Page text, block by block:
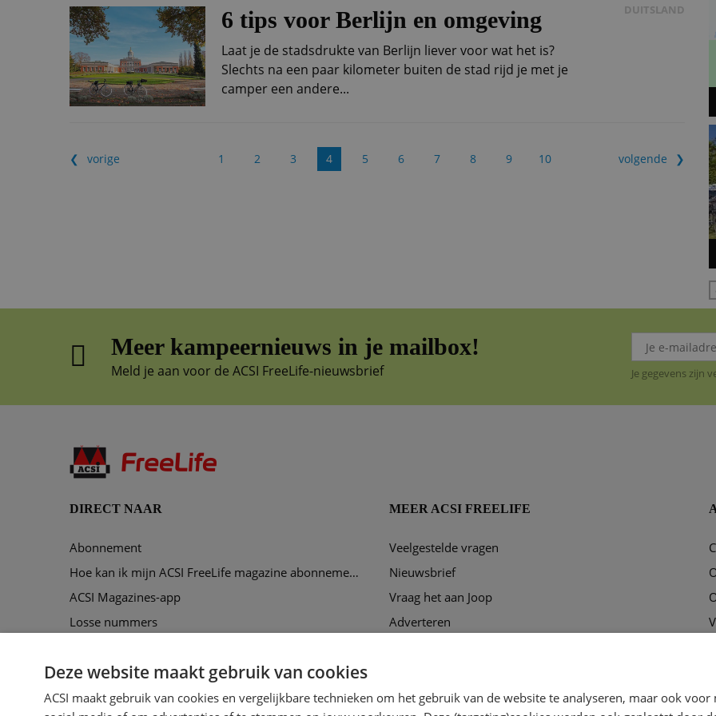
6 tips voor Berlijn en omgeving
Laat je de stadsdrukte van Berlijn liever voor wat het is?
Slechts na een paar kilometer buiten de stad rijd je met je
camper een andere...
DUITSLAND
vorige 1 2 3 4 5 6 7 8 9 10 volgende
Meer kampeernieuws in je mailbox!
Meld je aan voor de ACSI FreeLife-nieuwsbrief Je gegevens zijn
DIRECT NAAR
Abonnement
Hoe kan ik mijn ACSI FreeLife magazine abonnement opzeggen?
ACSI Magazines-app
Losse nummers
Voorbeeldmagazine
MEER ACSI FREELIFE
Veelgestelde vragen
Nieuwsbrief
Vraag het aan Joop
Adverteren
Deze website maakt gebruik van cookies
ACSI maakt gebruik van cookies en vergelijkbare technieken om het gebruik van de website te analyseren, maar ook